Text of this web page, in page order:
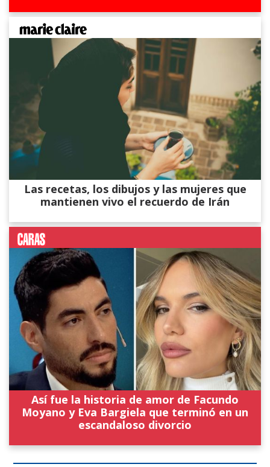
Las recetas, los dibujos y las mujeres que
mantienen vivo el recuerdo de Irán
Así fue la historia de amor de Facundo
Moyano y Eva Bargiela que terminó en un
escandaloso divorcio